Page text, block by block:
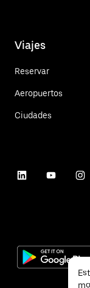
Viajes
Reservar
Aeropuertos
Ciudades